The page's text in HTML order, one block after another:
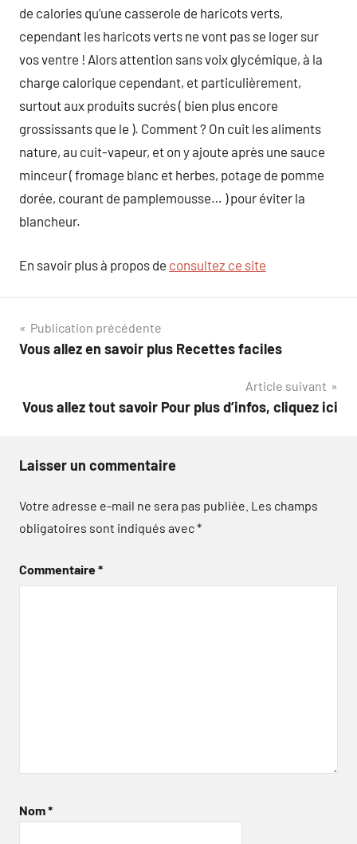
de calories qu’une casserole de haricots verts,
cependant les haricots verts ne vont pas se loger sur
vos ventre ! Alors attention sans voix glycémique, à la
charge calorique cependant, et particulièrement,
surtout aux produits sucrés ( bien plus encore
grossissants que le ). Comment ? On cuit les aliments
nature, au cuit-vapeur, et on y ajoute après une sauce
minceur ( fromage blanc et herbes, potage de pomme
dorée, courant de pamplemousse… ) pour éviter la
blancheur.
En savoir plus à propos de consultez ce site
Navigation
de
Publication précédente
Vous allez en savoir plus Recettes faciles
Article suivant
Vous allez tout savoir Pour plus d’infos, cliquez ici
Laisser un commentaire
Votre adresse e-mail ne sera pas publiée. Les champs
obligatoires sont indiqués avec*
Commentaire*
Nom*